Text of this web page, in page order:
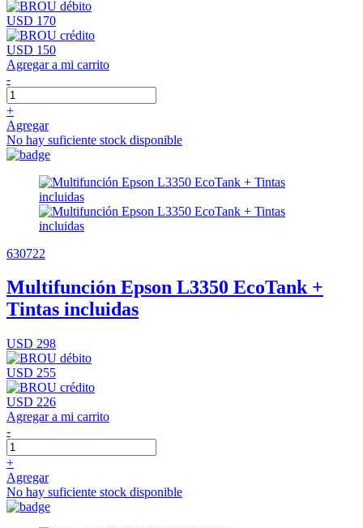
USD 170
USD 150
Agregar a mi carrito
-
+
Agregar
No hay suficiente stock disponible
630722
Multifunción Epson L3350 EcoTank +
Tintas incluidas
USD 298
USD 255
USD 226
Agregar a mi carrito
-
+
Agregar
No hay suficiente stock disponible